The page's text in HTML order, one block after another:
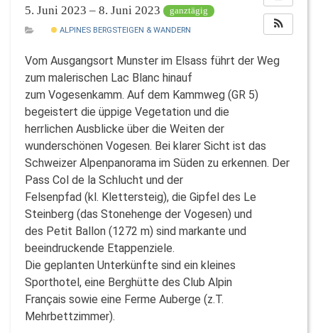
5. Juni 2023 – 8. Juni 2023 ganztägig
ALPINES BERGSTEIGEN & WANDERN
Vom Ausgangsort Munster im Elsass führt der Weg
zum malerischen Lac Blanc hinauf
zum Vogesenkamm. Auf dem Kammweg (GR 5)
begeistert die üppige Vegetation und die
herrlichen Ausblicke über die Weiten der
wunderschönen Vogesen. Bei klarer Sicht ist das
Schweizer Alpenpanorama im Süden zu erkennen. Der
Pass Col de la Schlucht und der
Felsenpfad (kl. Klettersteig), die Gipfel des Le
Steinberg (das Stonehenge der Vogesen) und
des Petit Ballon (1272 m) sind markante und
beeindruckende Etappenziele.
Die geplanten Unterkünfte sind ein kleines
Sporthotel, eine Berghütte des Club Alpin
Français sowie eine Ferme Auberge (z.T.
Mehrbettzimmer).